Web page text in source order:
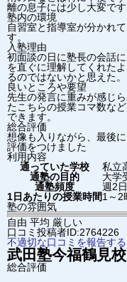
離の息子には少し大変です
塾内の環境
自習室と指導室が分かれ
す。
入塾理由
初面談の日に塾長の会話
を直ぐに理解してくれた
るのではないかと思えた。
良いところや要望
先生の発言に重みが感じ
たこちらの授業コマ数な
できます。
総合評価
想像も入りながら、最後
評価をつけました
利用内容
通っていた学校
私立
通塾の目的
大学
通塾頻度
週2日
1日あたりの授業時間1～2
塾の雰囲気
自由 平均 厳しい
口コミ投稿者ID:2764226
不適切な口コミを報告する
武田塾今福鶴見校
総合評価